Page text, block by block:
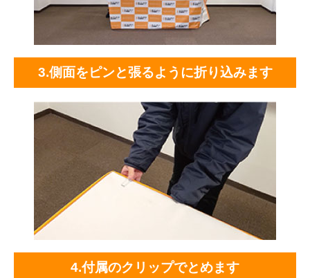
3.側面をピンと張るように折り込みます
4.付属のクリップでとめます